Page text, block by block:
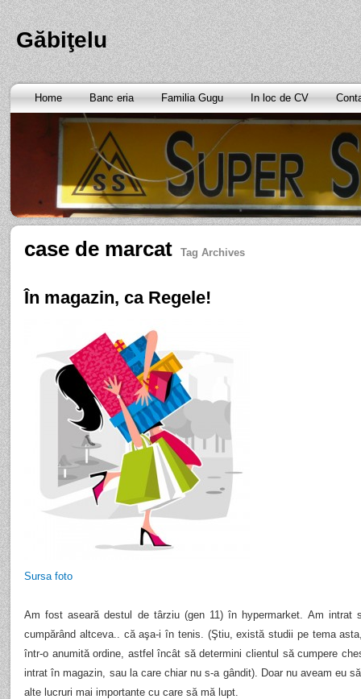
Găbiţelu
Home Banc eria Familia Gugu In loc de CV
case de marcat Tag Archives
În magazin, ca Regele!
Sursa foto
Am fost aseară destul de târziu (gen 11) în hypermarket. Am
cumpărând altceva.. că aşa-i în tenis. (Ştiu, există studii pe tema
într-o anumită ordine, astfel încât să determini clientul să cumpere
intrat în magazin, sau la care chiar nu s-a gândit). Doar nu aveam eu
alte lucruri mai importante cu care să mă lupt.